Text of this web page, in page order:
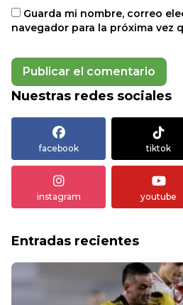
Guarda mi nombre, correo
navegador para la próxima vez
Nuestras redes sociales
facebook tiktok
instagram youtube
Entradas recientes